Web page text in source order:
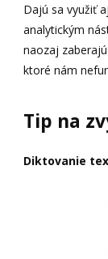
Dajú sa využiť
analytickým
naozaj
ktoré nám
Tip na
Diktovanie